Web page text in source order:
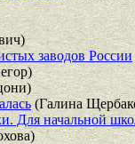
заводов России
(Галина
Для начальной